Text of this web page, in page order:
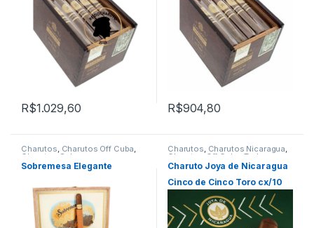
R$1.029,60 R$904,80
Charutos, Charutos Off Cuba,
Charutos Sobremesa
Sobremesa Elegante
Charutos, Charutos Nicaragua,
Charutos Off Cuba ,Todos
Produtos
Charuto Joya de Nicaragua
Cinco de Cinco Toro cx/10